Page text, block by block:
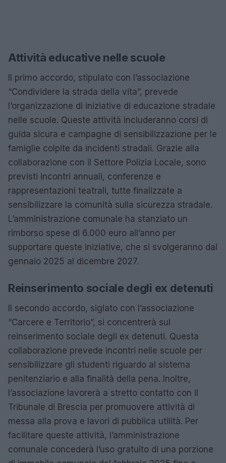
Attività educative nelle scuole
Il primo accordo, stipulato con l’associazione
“Condividere la strada della vita”, prevede
l’organizzazione di iniziative di educazione stradale
nelle scuole. Queste attività includeranno corsi di
guida sicura e campagne di sensibilizzazione per le
famiglie colpite da incidenti stradali. Grazie alla
collaborazione con il Settore Polizia Locale, sono
previsti incontri annuali, conferenze e
rappresentazioni teatrali, tutte finalizzate a
sensibilizzare la comunità sulla sicurezza stradale.
L’amministrazione comunale ha stanziato un
rimborso spese di 6.000 euro all’anno per
supportare queste iniziative, che si svolgeranno dal
gennaio 2025 al dicembre 2027.
Reinserimento sociale degli ex detenuti
Il secondo accordo, siglato con l’associazione
“Carcere e Territorio”, si concentrerà sul
reinserimento sociale degli ex detenuti. Questa
collaborazione prevede incontri nelle scuole per
sensibilizzare gli studenti riguardo al sistema
penitenziario e alla finalità della pena. Inoltre,
l’associazione lavorerà a stretto contatto con il
Tribunale di Brescia per promuovere attività di
messa alla prova e lavori di pubblica utilità. Per
facilitare queste attività, l’amministrazione
comunale concederà l’uso gratuito di una porzione